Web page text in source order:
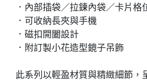
．內部插袋／拉鍊內袋／卡片格
．可收納長夾與手機
．磁扣開闔設計
．附訂製小花造型鏡子吊飾
此系列以輕盈材質與精緻細節，